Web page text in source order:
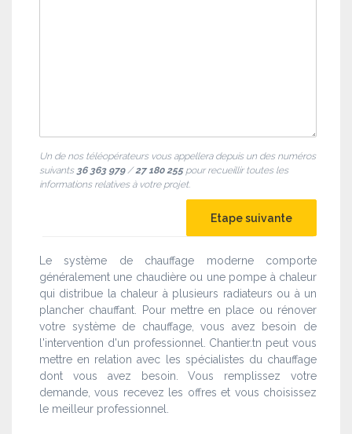
Un de nos téléopérateurs vous appellera depuis un des numéros
suivants 36 363 979/27 180 255pour recueillir toutes les
informations relatives à votre projet.
Le système de chauffage moderne comporte
généralement une chaudière ou une pompe à chaleur
qui distribue la chaleur à plusieurs radiateurs ou à un
plancher chauffant. Pour mettre en place ou rénover
votre système de chauffage, vous avez besoin de
l'intervention d'un professionnel. Chantier.tn peut vous
mettre en relation avec les spécialistes du chauffage
dont vous avez besoin. Vous remplissez votre
demande, vous recevez les offres et vous choisissez
le meilleur professionnel.